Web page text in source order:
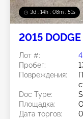
3d : 14h : 08m : 48s
2015
Лот #:
Пробег:
Повреждения:
Doc Type:
Площадка:
Дата торгов: